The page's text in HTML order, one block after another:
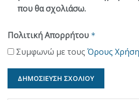
που θα σχολιάσω.
Πολιτική Απορρήτου *
Συμφωνώ με τους Όρους